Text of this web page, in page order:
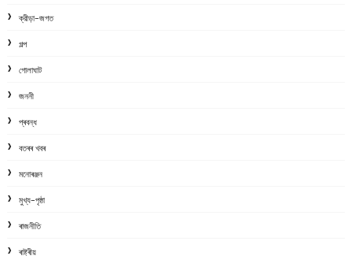
ক্রীড়া-জগত
গল্প
গোলাঘাট
জননী
প্ৰবন্ধ
বতৰৰ খবৰ
মনোৰঞ্জন
মুখ্য-পৃষ্ঠা
ৰাজনীতি
ৰাষ্ট্ৰীয়